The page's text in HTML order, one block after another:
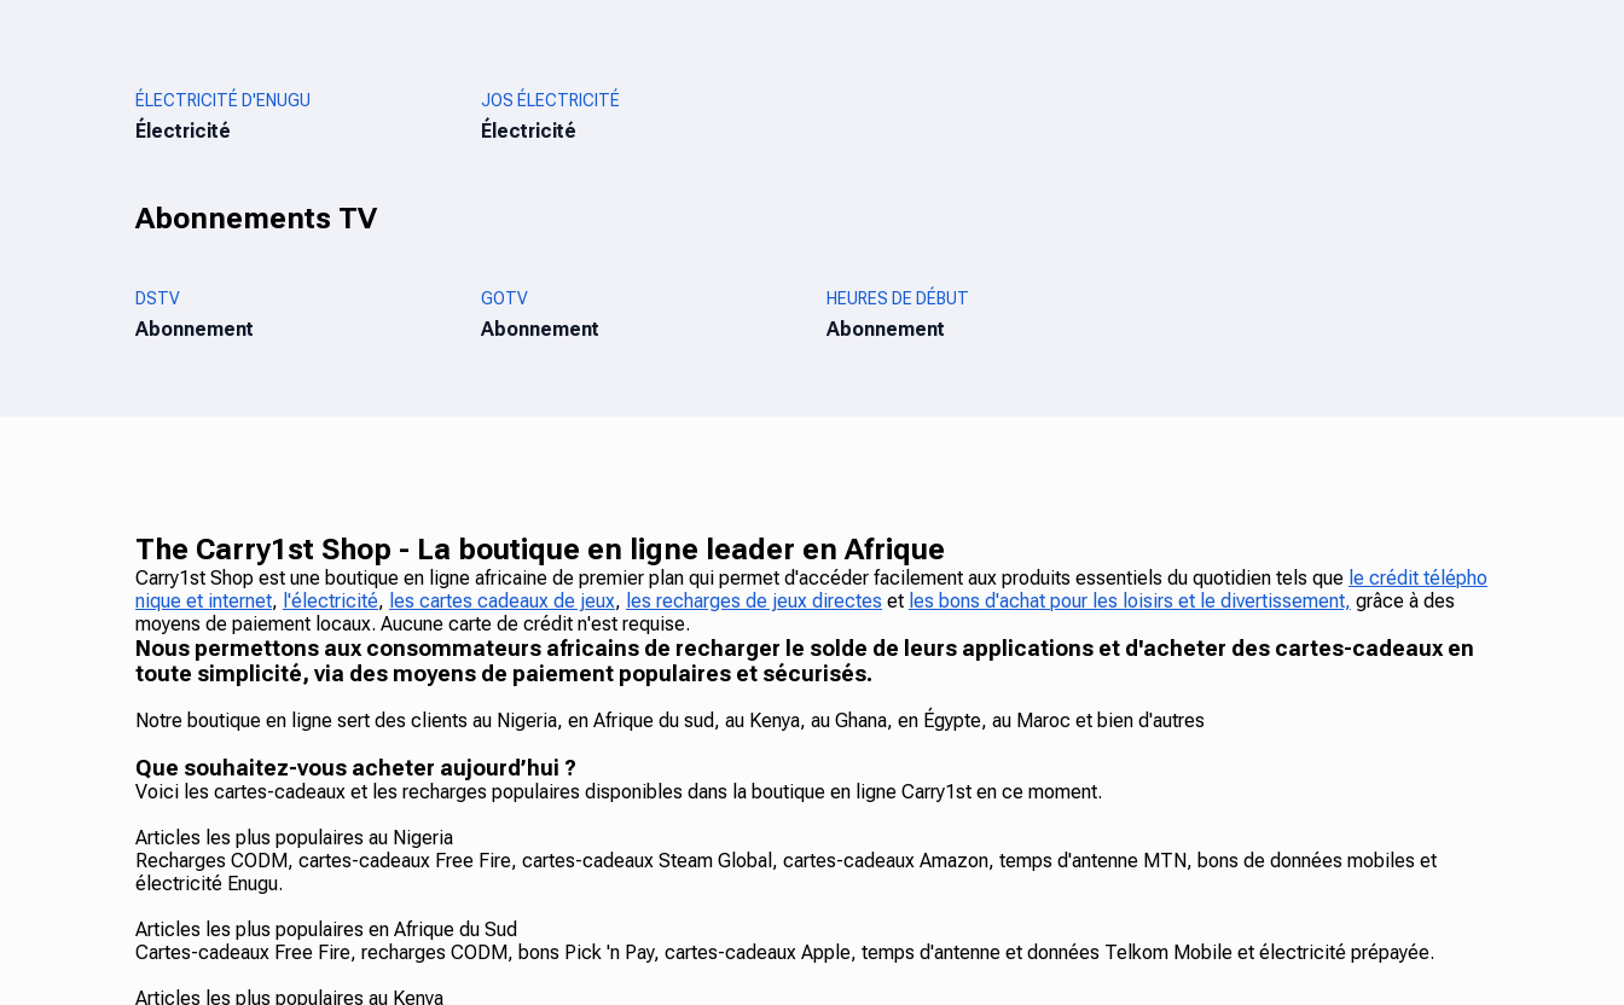
ÉLECTRICITÉ D'ENUGU
Électricité
JOS ÉLECTRICITÉ
Électricité
Abonnements TV
DSTV
Abonnement
GOTV
Abonnement
HEURES DE DÉBUT
Abonnement
The Carry1st Shop - La boutique en ligne leader en Afrique
Carry1st Shop est une boutique en ligne africaine de premier plan qui permet d'accéder facilement aux produits essentiels du quotidien tels que le crédit télépho
nique et internet, l'électricité, les cartes cadeaux de jeux, les recharges de jeux directes et les bons d'achat pour les loisirs et le divertissement, grâce à des
moyens de paiement locaux. Aucune carte de crédit n'est requise.
Nous permettons aux consommateurs africains de recharger le solde de leurs applications et d'acheter des cartes-cadeaux en
toute simplicité, via des moyens de paiement populaires et sécurisés.
Notre boutique en ligne sert des clients au Nigeria, en Afrique du sud, au Kenya, au Ghana, en Égypte, au Maroc et bien d'autres
Que souhaitez-vous acheter aujourd’hui ?
Voici les cartes-cadeaux et les recharges populaires disponibles dans la boutique en ligne Carry1st en ce moment.
Articles les plus populaires au Nigeria
Recharges CODM, cartes-cadeaux Free Fire, cartes-cadeaux Steam Global, cartes-cadeaux Amazon, temps d'antenne MTN, bons de données mobiles et
électricité Enugu.
Articles les plus populaires en Afrique du Sud
Cartes-cadeaux Free Fire, recharges CODM, bons Pick 'n Pay, cartes-cadeaux Apple, temps d'antenne et données Telkom Mobile et électricité prépayée.
Articles les plus populaires au Kenya